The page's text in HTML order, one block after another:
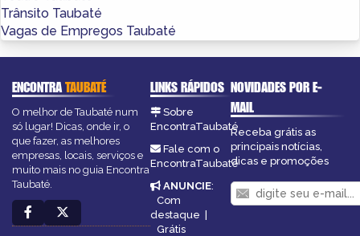
Trânsito Taubaté
Vagas de Empregos Taubaté
ENCONTRATAUBATÉ
O melhor de Taubaté num
só lugar! Dicas, onde ir, o
que fazer, as melhores
empresas, locais, serviços e
muito mais no guia Encontra
Taubaté.
LINKS RÁPIDOS
Sobre
EncontraTaubaté
Fale com o
EncontraTaubaté
ANUNCIE:
Com
destaque
Grátis
NOVIDADES POR E-
MAIL
Receba grátis as
principais notícias,
dicas e promoções